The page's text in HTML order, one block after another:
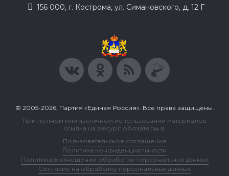
156 000, г. Кострома, ул. Симановского, д. 12 Г
© 2005-2026, Партия «Единая Россия». Все права защищены.
При полном или частичном использовании материалов
ссылка на ресурс обязательна.
Пользовательское соглашение
Политика конфиденциальности
Политика в отношении обработки персональных данных
Согласие на обработку персональных данных